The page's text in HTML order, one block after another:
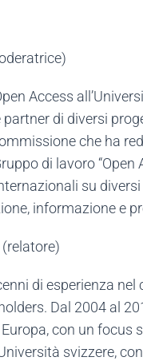
Access
partner di diversi
che ha
di lavoro
su
informazione e
di esperienza
Dal 2004 al
con un focus
svizzere,